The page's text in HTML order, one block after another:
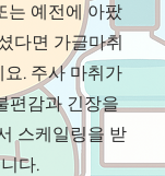
는 예전에 아팠
다면 가글마취
. 주사 마취가
편감과 긴장을
스케일링을 받
다.